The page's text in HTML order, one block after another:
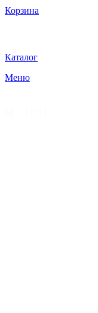
Корзина
Каталог
Меню